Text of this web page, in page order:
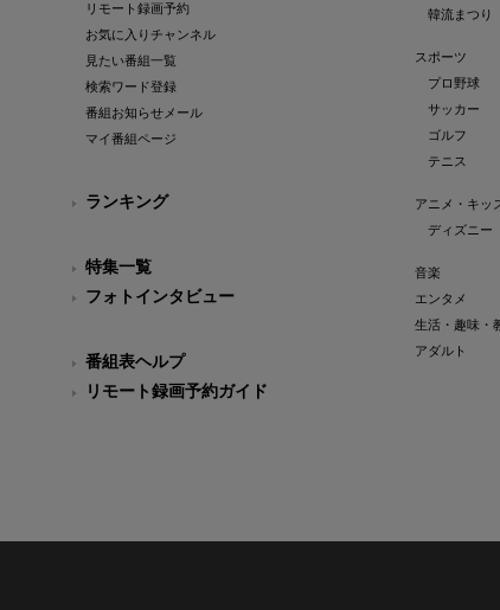
リモート録画予約
お気に入りチャンネル
見たい番組一覧
検索ワード登録
番組お知らせメール
マイ番組ページ
ランキング
特集一覧
フォトインタビュー
番組表ヘルプ
リモート録画予約ガイド
韓流まつり
スポーツ
プロ野球
サッカー
ゴルフ
テニス
アニメ・キッ
ディズニー
音楽
エンタメ
生活・趣味・
アダルト